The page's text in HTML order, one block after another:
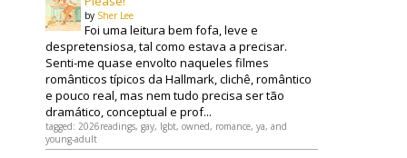
by Sher Lee
Foi uma leitura bem fofa, leve e
despretensiosa, tal como estava a precisar.
Senti-me quase envolto naqueles filmes
românticos típicos da Hallmark, clichê, romântico
e pouco real, mas nem tudo precisa ser tão
dramático, conceptual e prof...
tagged: 2026readings, gay, lgbt, owned, romance, ya, and
young-adult